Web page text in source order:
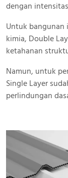
dengan
Untuk bangunan
kimia, Double
ketahanan
Namun, untuk
Single Layer
perlindungan